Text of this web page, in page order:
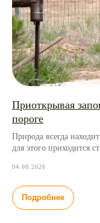
Приоткрывая
пороге
Природа всегда
для этого приходится
04.08.2026
Подробнее